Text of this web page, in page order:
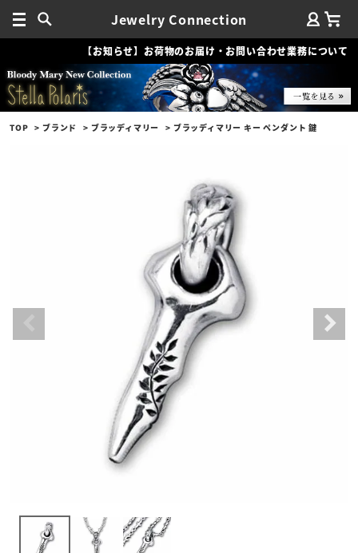
Jewelry Connection
【お知らせ】お荷物のお届け・お問い合わせ業務について
TOP ブランド ブラッディマリー ブラッディマリー キー ペンダント 鍵